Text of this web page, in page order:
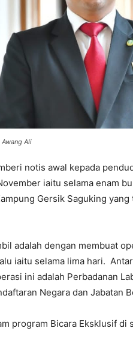
Ali
notis awal kepada
iaitu selama enam
Gersik Saguking
adalah dengan membuat
iaitu selama lima hari.
ini adalah Perbadanan
Negara dan Jabatan
program Bicara Eksklusif di